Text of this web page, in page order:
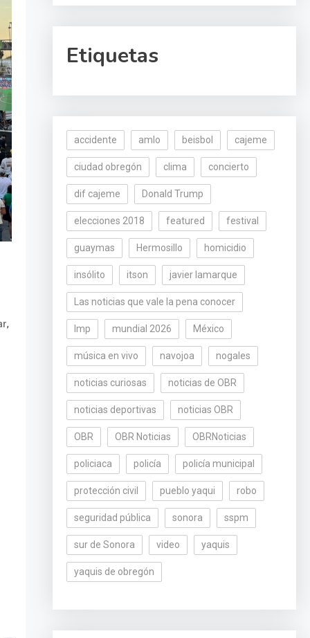
,
Etiquetas
accidente amlo beisbol cajeme
ciudad obregón clima concierto
dif cajeme Donald Trump
elecciones 2018 featured festival
guaymas Hermosillo homicidio
insólito itson javier lamarque
Las noticias que vale la pena conocer
lmp mundial 2026 México
música en vivo navojoa nogales
noticias curiosas noticias de OBR
noticias deportivas noticias OBR
OBR OBR Noticias OBRNoticias
policiaca policía policía municipal
protección civil pueblo yaqui robo
seguridad pública sonora sspm
sur de Sonora video yaquis
yaquis de obregón